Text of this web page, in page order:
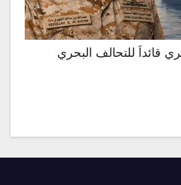
قائداً للتحالف البحري